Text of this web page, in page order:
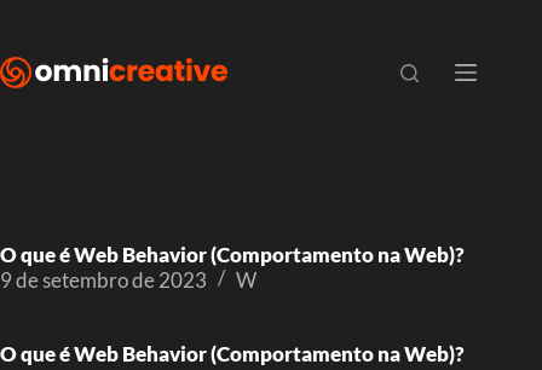
O que é Web Behavior (Comportamento na Web)?
9 de setembro de 2023
W
O que é Web Behavior (Comportamento na Web)?